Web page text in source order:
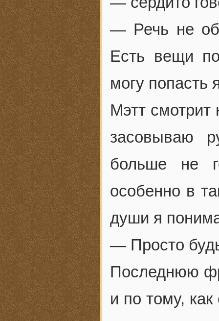
— Речь не
Есть вещи
могу попасть
Мэтт
засовываю
больше не
особенно в
души я
— Просто
Последнюю
и по тому,